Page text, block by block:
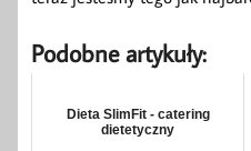
Podobne artykuły:
Dieta SlimFit - catering
dietetyczny